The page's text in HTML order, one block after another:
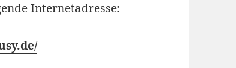
Internetadresse: